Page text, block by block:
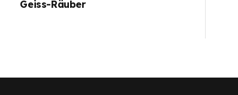
Geiss-Räuber